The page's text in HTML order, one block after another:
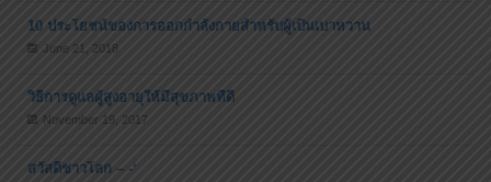
10 ประโยชน์ของการออกกำลังกายสำหรับผู้เป็นเบาหวาน
June 21, 2018
วิธีการดูแลผู้สูงอายุให้มีสุขภาพที่ดี
November 19, 2017
สวัสดีชาวโลก – -‘